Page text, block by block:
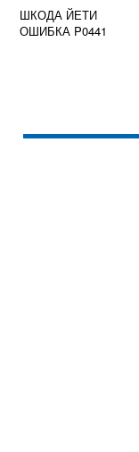
ШКОДА ЙЕТИ
ОШИБКА P0441